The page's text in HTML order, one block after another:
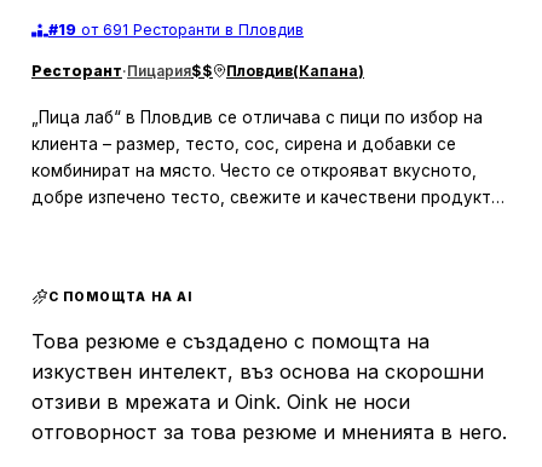
#19 от 691 Ресторанти в Пловдив
Ресторант·Пицария$$ Пловдив(Капана)
„Пица лаб“ в Пловдив се отличава с пици по избор на
клиента – размер, тесто, сос, сирена и добавки се
комбинират на място. Често се открояват вкусното,
добре изпечено тесто, свежите и качествени продукти,
Обслужването се описва като бързо, организирано и
любезно, а пиците обикновено се приготвят за кратко
време пред клиента. Посетителите оценяват и доброто
съотношение между цена и качество, включително
комбинирани предложения и различни размери.
С ПОМОЩТА НА AI
Това резюме е създадено с помощта на
изкуствен интелект, въз основа на скорошни
отзиви в мрежата и Oink. Oink не носи
отговорност за това резюме и мненията в него.